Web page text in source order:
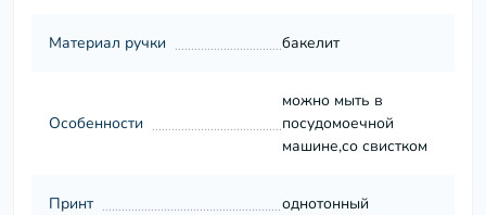
Материал ручки бакелит
Особенности
можно мыть в
посудомоечной
машине,со свистком
Принт однотонный